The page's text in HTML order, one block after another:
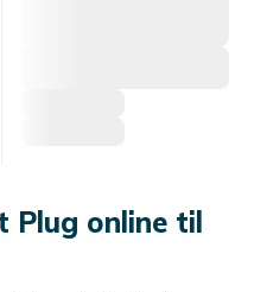
Plug online til